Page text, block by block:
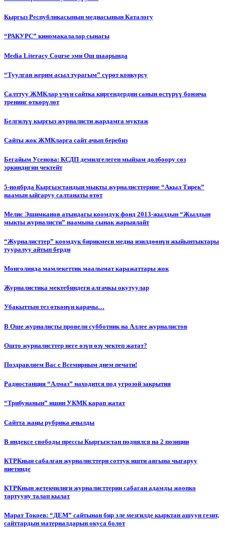
Кыргыз Республикасынын медиасынын Каталогу
“РАКУРС” киномакалалар сынагы
Media Literacy Сourse эми Ош шаарында
“Туулган жерим асыл турагым” сүрөт конкурсу
Салттуу ЖМКлар үчүн сайтка киргендердин санын өстүрүү боюнча
тренинг өткөрүлөт
Белгилүү кыргыз журналисти жардамга муктаж
Сайты жок ЖМКларга сайт ачып беребиз
Бегайым Усенова: КСДП демилгелеген мыйзам долбоору сөз
эркиндигин чектейт
5-ноябрда Кыргызстандын мыкты журналисттерине “Акыл Тирек”
наамын ыйгаруу салтанаты өтөт
Мелис Эшимканов атындагы коомдук фонд 2013-жылдын “Жылдын
мыкты журналисти” наамына сынак жарыялайт
“Журналисттер” коомдук бирикмеси медиа изилдөөнүн жыйынтыктары
тууралуу айтып берди
Монголияда мамлекеттик маалымат каражаттары жок
Журналистика мектебиндеги алгачкы окутуулар
Убакыттын тез өткөнүн карачы…
В Оше журналисты провели субботник на Аллее журналистов
Ошто журналисттер неге өзүн өзү чектеп жатат?
Поздравляем Вас с Всемирным днем печати!
Радиостанция “Алмаз” находится под угрозой закрытия
“Трибунанын” ишин УКМК карап жатат
Сайтта жаңы рубрика ачылды
В индексе свободы прессы Кыргызстан поднялся на 2 позиции
КТРКнын сабалган журналисттери соттук ишти аягына чыгаруу
ниетинде
КТРКнын жетекчилиги журналисттерин сабаган адамды жоопко
тартууну талап кылат
Марат Токоев: “ДЕМ” сайтынан бир эле мезгилде кырктан ашуун гезит,
сайттардын материалдарын окуса болот